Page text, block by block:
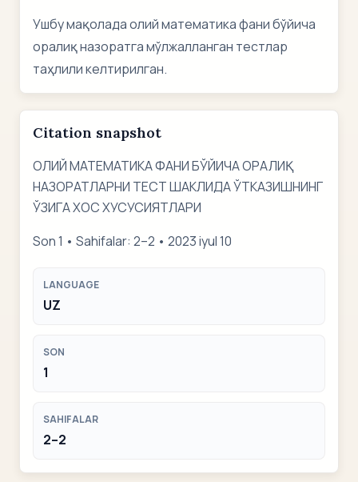
Ушбу мақолада олий математика фани бўйича
оралиқ назоратга мўлжалланган тестлар
таҳлили келтирилган.
Citation snapshot
ОЛИЙ МАТЕМАТИКА ФАНИ БЎЙИЧА ОРАЛИҚ
НАЗОРАТЛАРНИ ТЕСТ ШАКЛИДА ЎТКАЗИШНИНГ
ЎЗИГА ХОС ХУСУСИЯТЛАРИ
Son 1 • Sahifalar: 2–2 • 2023 iyul 10
LANGUAGE
UZ
SON
1
SAHIFALAR
2–2